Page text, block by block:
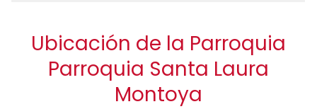
Ubicación de la Parroquia
Parroquia Santa Laura
Montoya